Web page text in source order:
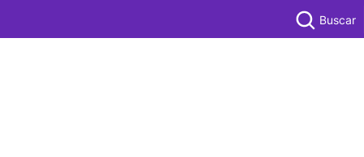
Buscar